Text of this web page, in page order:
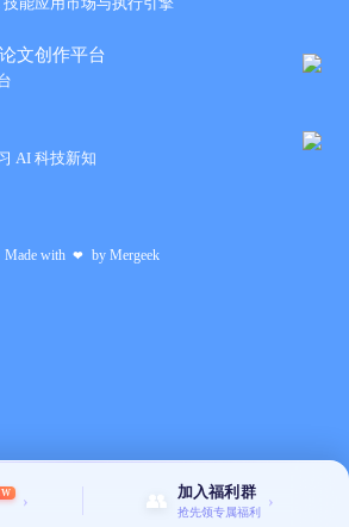
› 👥 加入福利群
抢先领专属福利
›
册
利无需内购、无广告
一个重大的决定，“从此我们的保险箱 app
添加任何广告”，得到这个老板的首肯大伙
的故事就从此开始，对于过去或者未来，
密码隐私保护
文创作平台
AI 科技新知
Made with ❤ by Mergeek